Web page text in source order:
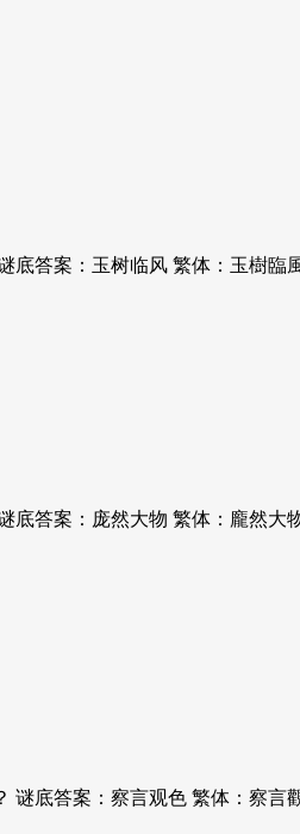
答案：玉树临风 繁体：玉樹
底答案：庞然大物 繁体：龐然
底答案：察言观色 繁体：察